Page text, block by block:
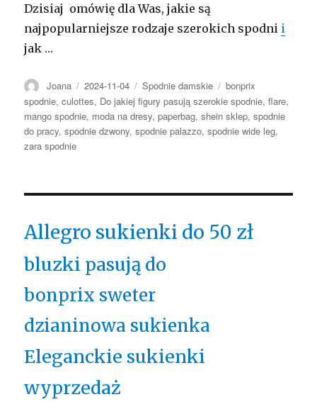
Dzisiaj omówię dla Was, jakie są
najpopularniejsze rodzaje szerokich spodni i
jak …
Autor
Joana Opublikowano
2024-11-04 Kategorie
Spodnie damskie Tagi
bonprix
spodnie,culottes, Do jakiej figury pasują szerokie spodnie,flare,
mango spodnie, moda na dresy,paperbag,shein sklep,spodnie
do pracy,spodnie dzwony,spodnie palazzo,spodnie wide leg,
zara spodnie
Allegro sukienki do 50 zł
bluzki pasują do
bonprix sweter
dzianinowa sukienka
Eleganckie sukienki
wyprzedaż